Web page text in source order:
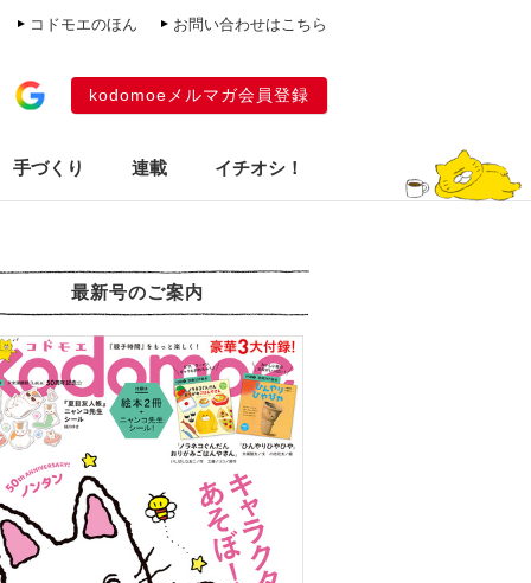
コドモエのほん お問い合わせはこちら
kodomoeメルマガ会員登録
手づくり 連載 イチオシ！
最新号のご案内